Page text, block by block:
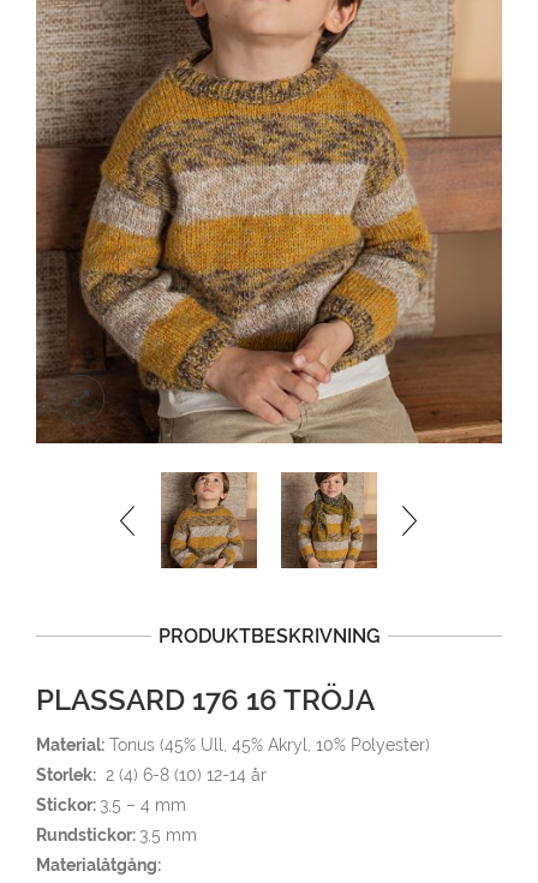
PRODUKTBESKRIVNING
PLASSARD 176 16 TRÖJA
Material: Tonus (45% Ull, 45% Akryl, 10% Polyester)
Storlek: 2 (4) 6-8 (10) 12-14 år
Stickor: 3,5 – 4 mm
Rundstickor: 3,5 mm
Materialåtgång: